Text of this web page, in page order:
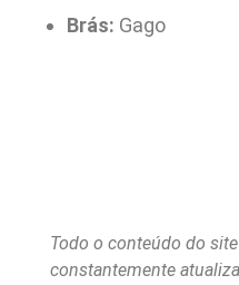
Brás: Gago
Todo o conteúdo do
constantemente